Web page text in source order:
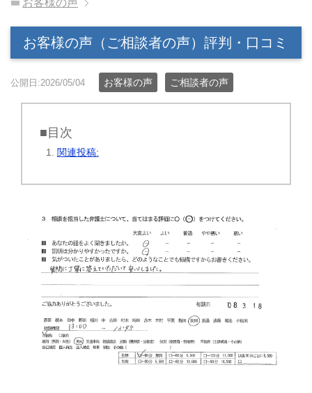
お客様の声（ご相談者の声）評判・口コミ
公開日:2026/05/04 お客様の声 ご相談者の声
■目次
関連投稿: